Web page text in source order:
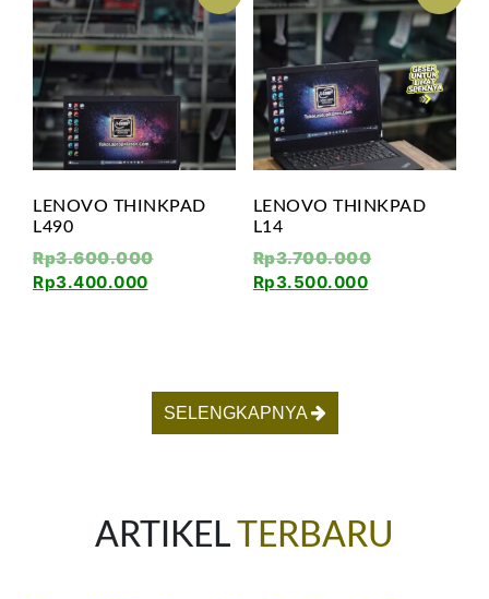
LENOVO THINKPAD
L490
Rp3.600.000
Rp3.400.000
LENOVO THINKPAD
L14
Rp3.700.000
Rp3.500.000
SELENGKAPNYA
ARTIKELTERBARU